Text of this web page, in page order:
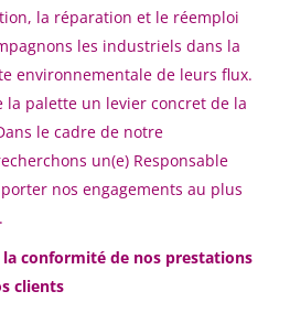
- €90 000(1)
Ville
(2)
Lyon(1)
(Tour Franklin, Puteaux, France)
Recherche et
H/F
France
la réparation et le réemploi
les industriels dans la
environnementale de leurs flux.
la palette un levier concret de la
le cadre de notre
un(e) Responsable
nos engagements au plus
conformité de nos prestations
clients